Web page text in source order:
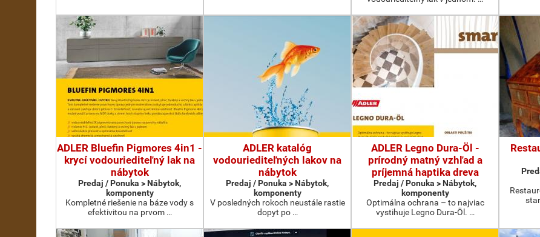
ADLER Bluefin Pigmores 4in1 -
krycí vodouriediteľný lak na
nábytok
Predaj / Ponuka > Nábytok,
komponenty
Kompletné riešenie na báze vody s
efektivitou na prvom …
ADLER katalóg
vodouriediteľných lakov na
nábytok
Predaj / Ponuka > Nábytok,
komponenty
V posledných rokoch neustále rastie
dopyt po …
ADLER Legno Dura-Öl -
prírodný matný vzhľad a
príjemná haptika dreva
Predaj / Ponuka > Nábytok,
komponenty
Optimálna ochrana – to najviac
vystihuje Legno Dura-Öl. …